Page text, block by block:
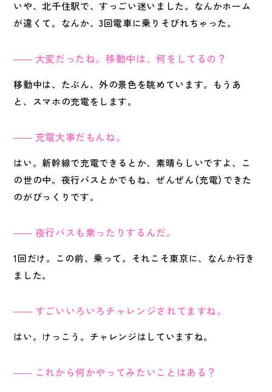
いや、北千住駅で、すっごい迷いました。なんかホーム
が違くて。なんか、3回電車に乗りそびれちゃった。
大変だったね。移動中は、何をしてるの？
移動中は、たぶん、外の景色を眺めています。もうあ
と、スマホの充電をします。
充電大事だもんね。
はい。新幹線で充電できるとか、素晴らしいですよ、こ
の世の中。夜行バスとかでもね、ぜんぜん（充電）できた
のがびっくりです。
夜行バスも乗ったりするんだ。
1回だけ。この前、乗って。それこそ東京に、なんか行き
ました。
すごいいろいろチャレンジされてますね。
はい。けっこう。チャレンジはしていますね。
これから何かやってみたいことはある？